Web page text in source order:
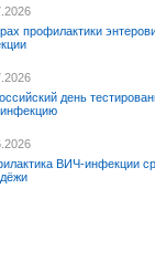
профилактики
день
ВИЧ-инфекции